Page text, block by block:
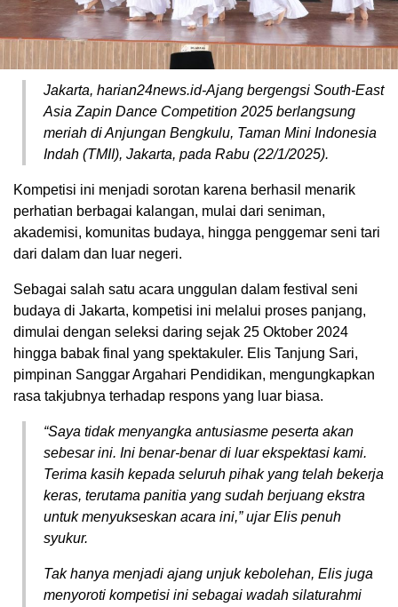
Jakarta, harian24news.id-Ajang bergengsi South-East
Asia Zapin Dance Competition 2025 berlangsung
meriah di Anjungan Bengkulu, Taman Mini Indonesia
Indah (TMII), Jakarta, pada Rabu (22/1/2025).
Kompetisi ini menjadi sorotan karena berhasil menarik
perhatian berbagai kalangan, mulai dari seniman,
akademisi, komunitas budaya, hingga penggemar seni tari
dari dalam dan luar negeri.
Sebagai salah satu acara unggulan dalam festival seni
budaya di Jakarta, kompetisi ini melalui proses panjang,
dimulai dengan seleksi daring sejak 25 Oktober 2024
hingga babak final yang spektakuler. Elis Tanjung Sari,
pimpinan Sanggar Argahari Pendidikan, mengungkapkan
rasa takjubnya terhadap respons yang luar biasa.
“Saya tidak menyangka antusiasme peserta akan
sebesar ini. Ini benar-benar di luar ekspektasi kami.
Terima kasih kepada seluruh pihak yang telah bekerja
keras, terutama panitia yang sudah berjuang ekstra
untuk menyukseskan acara ini,” ujar Elis penuh
syukur.
Tak hanya menjadi ajang unjuk kebolehan, Elis juga
menyoroti kompetisi ini sebagai wadah silaturahmi